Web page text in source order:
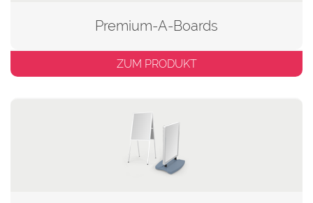
Premium-A-Boards
ZUM PRODUKT